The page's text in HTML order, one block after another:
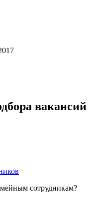
вакансий
сотрудникам?